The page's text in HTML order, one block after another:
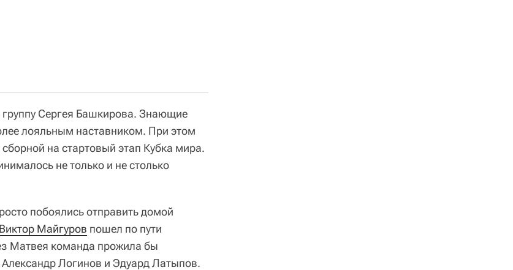
группу Сергея Башкирова. Знающие
лояльным наставником. При этом
на стартовый этап Кубка мира.
не только и не столько
побоялись отправить домой
Виктор Майгуров пошел по пути
Матвея команда прожила бы
Логинов и Эдуард Латыпов.